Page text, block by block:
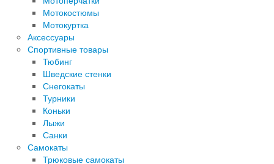
Мотокостюмы
Мотокуртка
Аксессуары
Спортивные товары
Тюбинг
Шведские стенки
Снегокаты
Турники
Коньки
Лыжи
Санки
Самокаты
Трюковые самокаты